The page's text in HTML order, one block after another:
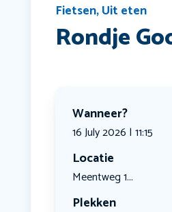
Fietsen,Uit eten
Rondje
Wanneer?
16 July 2026 | 11:15
Locatie
Meentweg 1...
Plekken